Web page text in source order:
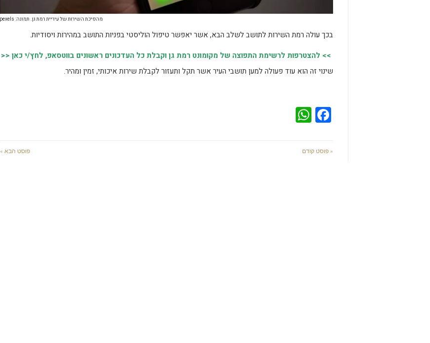
מהפיכת השירות של עיריית רמת גן. תמונה: pexels
בכך עולה רמת השירות לתושב לשלב הבא, אשר יאפשר טיפול הוליסטי בפניות התושב במהירות ויסודיות.
>> להצטרפות לרשימת התפוצה של מקומונט רמת גן וקבלת כל העדכונים ראשונים בווטסאפ, לחץ/י כאן <<
שינוי זה הוא עוד פעולה למען תושבי העיר אשר תקל ותעזור לקבלת שירות איכותי, זמין ומהיר.
Facebook
« פוסט קודם פוסט הבא »